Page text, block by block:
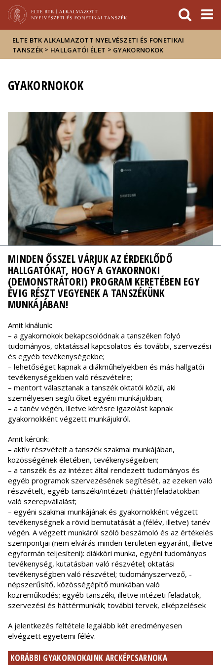
Hírek
Események
ELTE a
sajtóban
ELTE BTK ALKALMAZOTT NYELVÉSZETI ÉS FONETIKAI
TANSZÉK > HALLGATÓI ÉLET > GYAKORNOKOK
GYAKORNOKOK
MINDEN ŐSSZEL VÁRJUK AZ ÉRDEKLŐDŐ
HALLGATÓKAT, HOGY A GYAKORNOKI
(DEMONSTRÁTORI) PROGRAM KERETÉBEN EGY
ÉVIG RÉSZT VEGYENEK A TANSZÉKÜNK
MUNKÁJÁBAN!
Amit kínálunk:
– a gyakornokok bekapcsolódnak a tanszéken folyó
tudományos, oktatással kapcsolatos és további, szervezési
és egyéb tevékenységekbe;
– lehetőséget kapnak a diákműhelyekben és más hallgatói
tevékenységekben való részvételre;
– mentort választanak a tanszék oktatói közül, aki
személyesen segíti őket egyéni munkájukban;
– a tanév végén, illetve kérésre igazolást kapnak
gyakornokként végzett munkájukról.
Amit kérünk:
– aktív részvételt a tanszék szakmai munkájában,
közösségének életében, tevékenységeiben;
– a tanszék és az intézet által rendezett tudományos és
egyéb programok szervezésének segítését, az ezeken való
részvételt, egyéb tanszéki/intézeti (háttér)feladatokban
való szerepvállalást;
– egyéni szakmai munkájának és gyakornokként végzett
tevékenységnek a rövid bemutatását a (félév, illetve) tanév
végén. A végzett munkáról szóló beszámoló és az értékelés
szempontjai (nem elvárás minden területen egyaránt, illetve
egyformán teljesíteni): diákköri munka, egyéni tudományos
tevékenység, kutatásban való részvétel; oktatási
tevékenységben való részvétel; tudományszervező, -
népszerűsítő, közösségépítő munkában való
közreműködés; egyéb tanszéki, illetve intézeti feladatok,
szervezési és háttérmunkák; további tervek, elképzelések
A jelentkezés feltétele legalább két eredményesen
elvégzett egyetemi félév.
KORÁBBI GYAKORNOKAINK ARCKÉPCSARNOKA